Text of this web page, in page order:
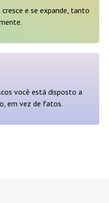
e se expande, tanto
você está disposto a
em vez de fatos.